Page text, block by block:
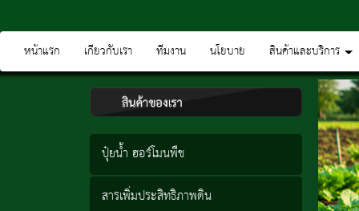
หน้าแรก เกียวกับเรา ทีมงาน นโยบาย สินค้าและบริการ
ปุ๋ยน้ำ ฮอร์โมนพืช
สารเพิ่มประสิทธิภาพดิน